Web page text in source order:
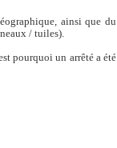
ainsi que du
/ tuiles).
pourquoi un arrêté a été